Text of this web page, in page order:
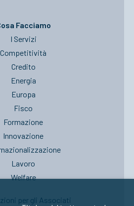
Facciamo
I Servizi
Competitività
Credito
Energia
Europa
Fisco
Formazione
Innovazione
Lavoro
Welfare
per gli Associati